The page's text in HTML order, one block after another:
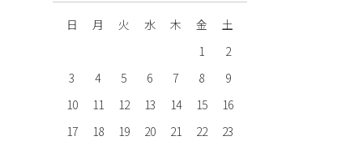
日 月 火 水 木 金
土
1
2
3
4 5 6 7 8
9
10
11 12 13 14 15
16
17
18 19 20 21 22
23